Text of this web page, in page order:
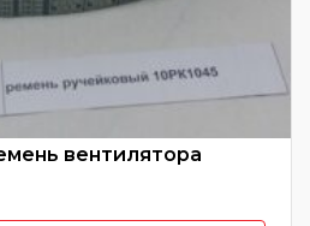
вентилятора